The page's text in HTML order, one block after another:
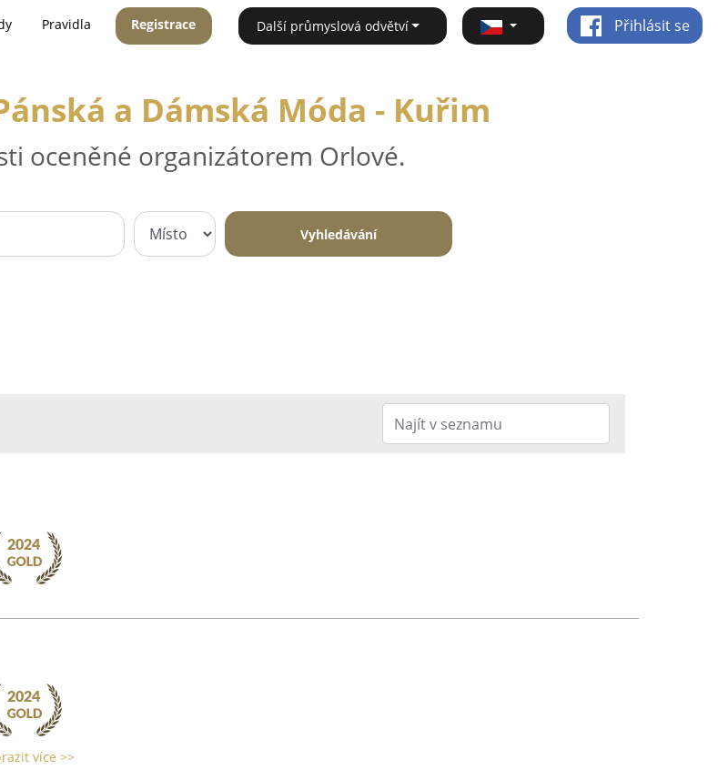
Pravidla Registrace Další průmyslová odvětví Přihlásit se
a Dámská Móda - Kuřim
oceněné organizátorem Orlové.
Vyhledávání
více >>